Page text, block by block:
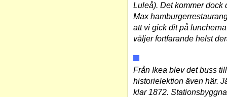
Luleå). Det kommer dock
Max
att vi gick dit på
väljer fortfarande helst
Från Ikea blev det buss
historielektion även här.
klar 1872.